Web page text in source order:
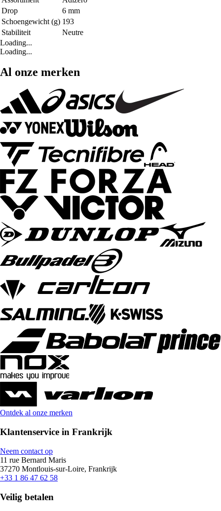
Drop
6 mm
Schoengewicht (g) 193
Stabiliteit
Neutre
Loading...
Loading...
Al onze merken
Ontdek al onze merken
Klantenservice in Frankrijk
Neem contact op
11 rue Bernard Maris
37270 Montlouis-sur-Loire, Frankrijk
+33 1 86 47 62 58
Veilig betalen